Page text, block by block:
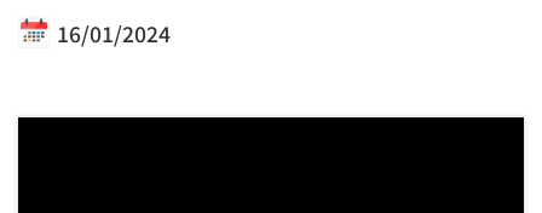
16/01/2024